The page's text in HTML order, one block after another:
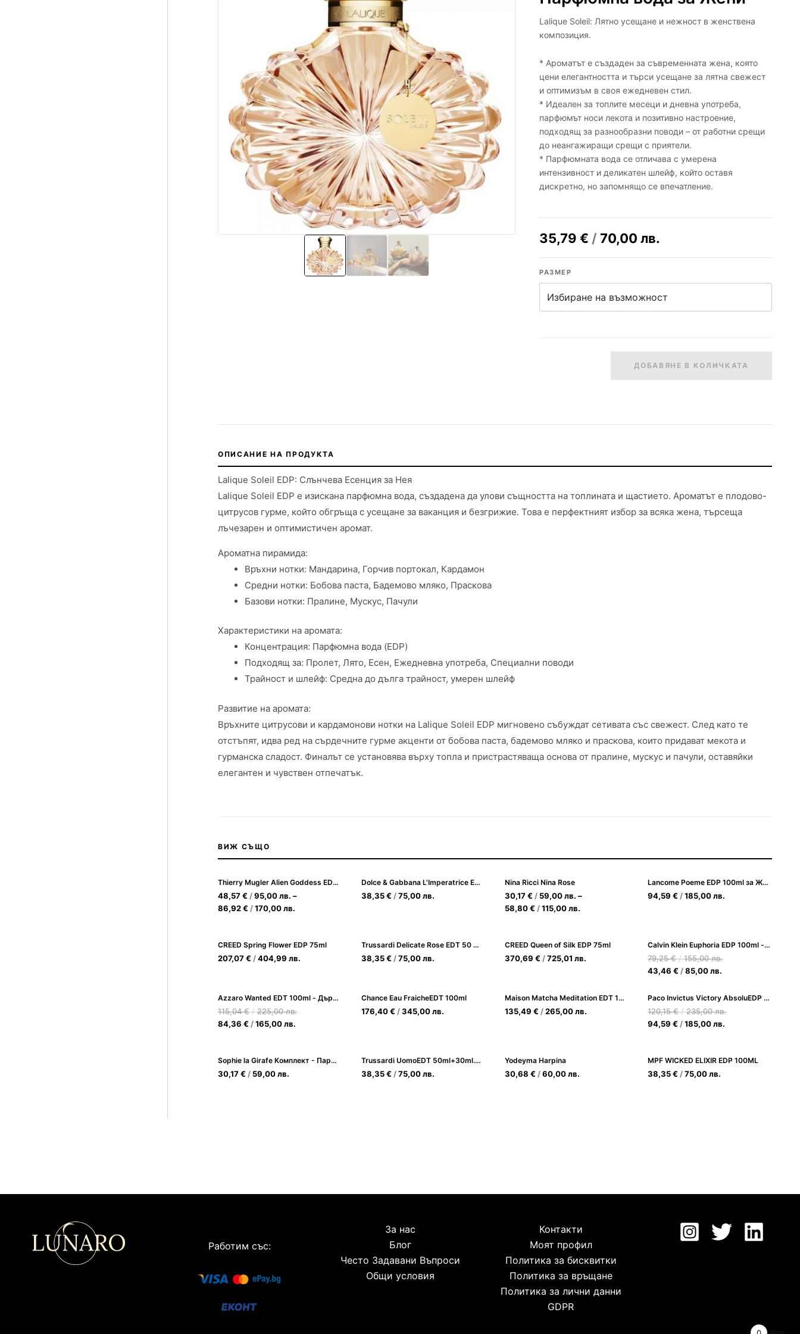
Lalique Soleil: Лятно усещане и нежност в женствена
композиция.
* Ароматът е създаден за съвременната жена, която
цени елегантността и търси усещане за лятна свежест
и оптимизъм в своя ежедневен стил.
* Идеален за топлите месеци и дневна употреба,
парфюмът носи лекота и позитивно настроение,
подходящ за разнообразни поводи – от работни срещи
до неангажиращи срещи с приятели.
* Парфюмната вода се отличава с умерена
интензивност и деликатен шлейф, който оставя
дискретно, но запомнящо се впечатление.
35,79 € / 70,00 лв.
РАЗМЕР
ДОБАВЯНЕ В КОЛИЧКАТА
ОПИСАНИЕ НА ПРОДУКТА
Lalique Soleil EDP: Слънчева Есенция за Нея
Lalique Soleil EDP е изискана парфюмна вода, създадена да улови същността на топлината и щастието. Ароматът е плодово-
цитрусов гурме, който обгръща с усещане за ваканция и безгрижие. Това е перфектният избор за всяка жена, търсеща
лъчезарен и оптимистичен аромат.
Ароматна пирамида:
Връхни нотки: Мандарина, Горчив портокал, Кардамон
Средни нотки: Бобова паста, Бадемово мляко, Праскова
Базови нотки: Пралине, Мускус, Пачули
Характеристики на аромата:
Концентрация: Парфюмна вода (EDP)
Подходящ за: Пролет, Лято, Есен, Ежедневна употреба, Специални поводи
Трайност и шлейф: Средна до дълга трайност, умерен шлейф
Развитие на аромата:
Връхните цитрусови и кардамонови нотки на Lalique Soleil EDP мигновено събуждат сетивата със свежест. След като те
отстъпят, идва ред на сърдечните гурме акценти от бобова паста, бадемово мляко и праскова, които придават мекота и
гурманска сладост. Финалът се установява върху топла и пристрастяваща основа от пралине, мускус и пачули, оставяйки
елегантен и чувствен отпечатък.
ВИЖ СЪЩО
Thierry Mugler Alien Goddess EDP - сияен дамски парфюм с ванилия и жасмин
48,57€ /95,00лв. –
86,92€ /170,00лв.
Dolce & Gabbana L'Imperatrice EDT 100ml за Жени
38,35€ /75,00лв.
Nina Ricci Nina Rose
30,17€ / 59,00лв. –
58,80€ /115,00лв.
Lancome Poeme EDP 100ml за Жени
94,59€ /185,00лв.
CREED Spring Flower EDP 75ml
207,07€ /404,99 лв.
Trussardi Delicate Rose EDT 50 ml за жени
38,35€ /75,00лв.
CREED Queen of Silk EDP 75ml
370,69 € /725,01 лв.
Calvin Klein Euphoria EDP 100ml - Чувствен флорален аромат за жени
79,25€/155,00лв.
43,46€ /85,00лв.
Azzaro Wanted EDT 100ml - Дървесно-пикантен аромат за мъже
115,04€/225,00лв.
84,36 € /165,00лв.
Chance Eau FraicheEDT 100ml
176,40€ /345,00лв.
Maison Matcha Meditation EDT 100ml Унисекс
135,49 € /265,00лв.
Paco Invictus Victory AbsoluEDP 100 ml
120,15€/235,00лв.
94,59€ /185,00лв.
Sophie la Girafe Комплект - Парфюм и плюшена играчка, 100 ml
30,17€ / 59,00лв.
Trussardi UomoEDT 50ml+30ml.Sh.gel+30ml.ASB Комплект за мъже
38,35€ /75,00лв.
Yodeyma Harpina
30,68 € /60,00лв.
MPF WICKED ELIXIR EDP 100ML
38,35€ /75,00лв.
Работим със:
За нас
Блог
Често Задавани Въпроси
Общи условия
Контакти
Моят профил
Политика за бисквитки
Политика за връщане
Политика за лични данни
GDPR